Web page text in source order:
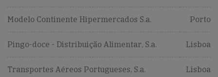
Modelo Continente Hipermercados S.a. Porto
Pingo-doce - Distribuição Alimentar, S.a. Lisboa
Transportes Aéreos Portugueses, S.a. Lisboa